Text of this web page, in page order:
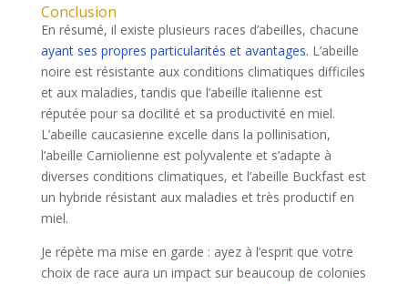
Conclusion
En résumé, il existe plusieurs races d’abeilles, chacune
ayant ses propres particularités et avantages. L’abeille
noire est résistante aux conditions climatiques difficiles
et aux maladies, tandis que l’abeille italienne est
réputée pour sa docilité et sa productivité en miel.
L’abeille caucasienne excelle dans la pollinisation,
l’abeille Carniolienne est polyvalente et s’adapte à
diverses conditions climatiques, et l’abeille Buckfast est
un hybride résistant aux maladies et très productif en
miel.
Je répète ma mise en garde : ayez à l’esprit que votre
choix de race aura un impact sur beaucoup de colonies